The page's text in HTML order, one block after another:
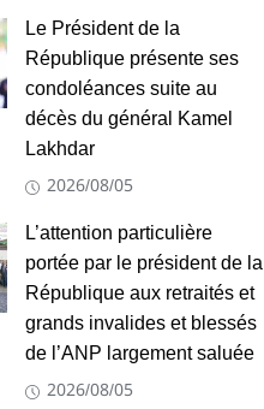
Le Président de la
République présente ses
condoléances suite au
décès du général Kamel
Lakhdar
2026/08/05
L’attention particulière
portée par le président de la
République aux retraités et
grands invalides et blessés
de l’ANP largement saluée
2026/08/05